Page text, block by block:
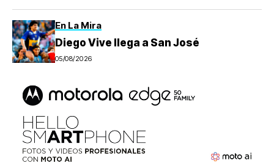
En La Mira
Diego Vive llega a San José
05/08/2026